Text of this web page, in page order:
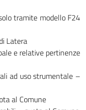
tramite modello F24
Latera
e relative pertinenze
ad uso strumentale –
al Comune